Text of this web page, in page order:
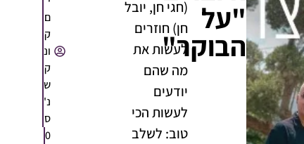
"על
הבוקר"
(חגי חן, יובל
חן) חוזרים
לעשות את
מה שהם
יודעים
לעשות הכי
טוב: לשלב
ם
ק
ונ
ק
ש
נ'
ס
0